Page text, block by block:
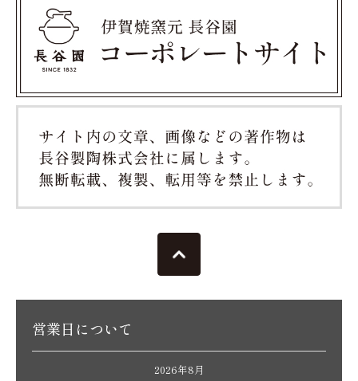
営業日について
2026年8月